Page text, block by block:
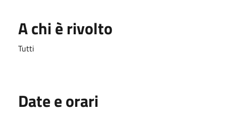
A chi è rivolto
Tutti
Date e orari